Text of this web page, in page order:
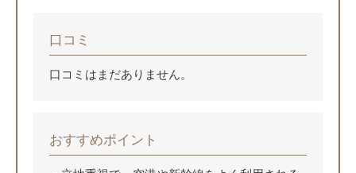
口コミ
口コミはまだありません。
おすすめポイント